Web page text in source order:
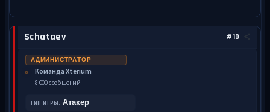
#10
Schataev
АДМИНИСТРАТОР
Команда Xterium
8 000 сообщений
ТИП ИГРЫ: Атакер